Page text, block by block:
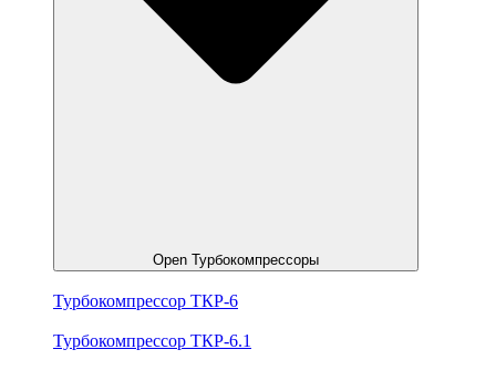
Open Турбокомпрессоры
Турбокомпрессор ТКР-6
Турбокомпрессор ТКР-6.1